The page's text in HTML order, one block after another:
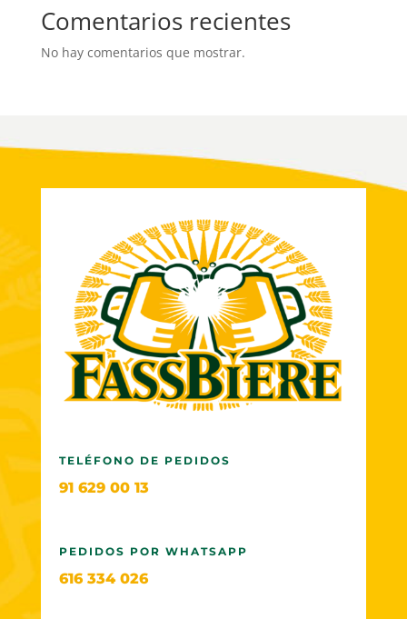
Comentarios recientes
No hay comentarios que mostrar.
TELÉFONO DE PEDIDOS
91 629 00 13
PEDIDOS POR WHATSAPP
616 334 026